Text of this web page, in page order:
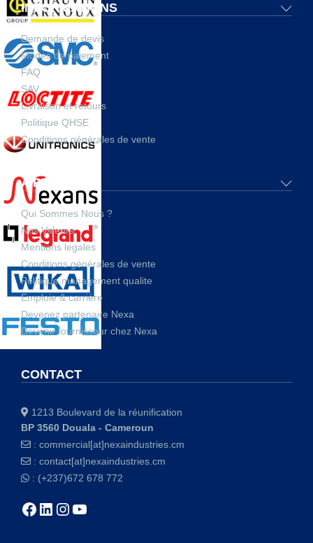
INFORMATIONS
Demande de devis
Modes de paiement
FAQ
SAV
Livraison et retours
Politique QHSE
Conditions générales de vente
A PROPOS
Qui Sommes Nous ?
Nos Valeurs
Mentions legales
Conditions générales de vente
Politique management qualite
Emploie & carrière
Devenez partenaire Nexa
Devenir fournisseur chez Nexa
CONTACT
1213 Boulevard de la réunification
BP 3560 Douala - Cameroun
: commercial[at]nexaindustries.cm
: contact[at]nexaindustries.cm
: (+237)672 678 772